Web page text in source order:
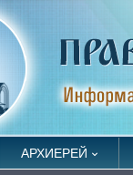
АРХИЕРЕЙ